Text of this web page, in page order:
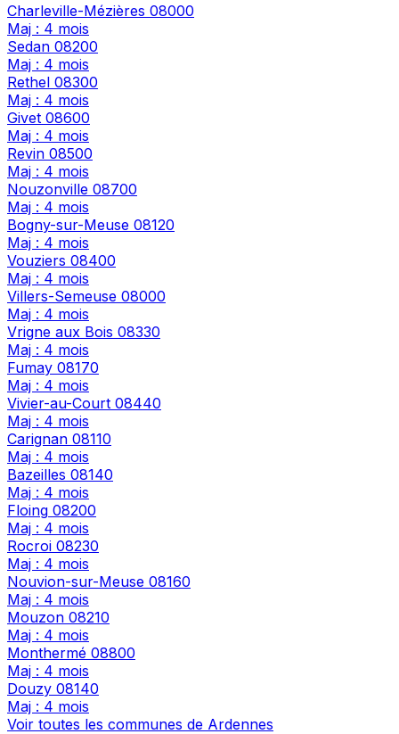
Charleville-Mézières 08000
Maj : 4 mois
Sedan 08200
Maj : 4 mois
Rethel 08300
Maj : 4 mois
Givet 08600
Maj : 4 mois
Revin 08500
Maj : 4 mois
Nouzonville 08700
Maj : 4 mois
Bogny-sur-Meuse 08120
Maj : 4 mois
Vouziers 08400
Maj : 4 mois
Villers-Semeuse 08000
Maj : 4 mois
Vrigne aux Bois 08330
Maj : 4 mois
Fumay 08170
Maj : 4 mois
Vivier-au-Court 08440
Maj : 4 mois
Carignan 08110
Maj : 4 mois
Bazeilles 08140
Maj : 4 mois
Floing 08200
Maj : 4 mois
Rocroi 08230
Maj : 4 mois
Nouvion-sur-Meuse 08160
Maj : 4 mois
Mouzon 08210
Maj : 4 mois
Monthermé 08800
Maj : 4 mois
Douzy 08140
Maj : 4 mois
Voir toutes les communes de Ardennes